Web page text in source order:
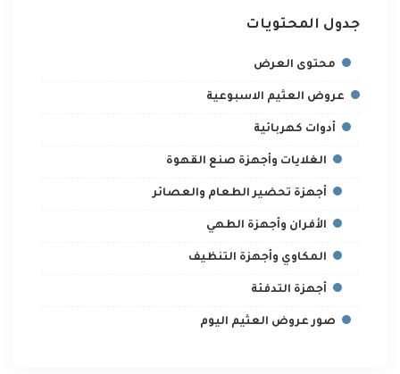
جدول المحتويات
محتوى العرض
عروض العثيم الاسبوعية
أدوات كهربائية
الغلايات وأجهزة صنع القهوة
أجهزة تحضير الطعام والعصائر
الأفران وأجهزة الطهي
المكاوي وأجهزة التنظيف
أجهزة التدفئة
صور عروض العثيم اليوم